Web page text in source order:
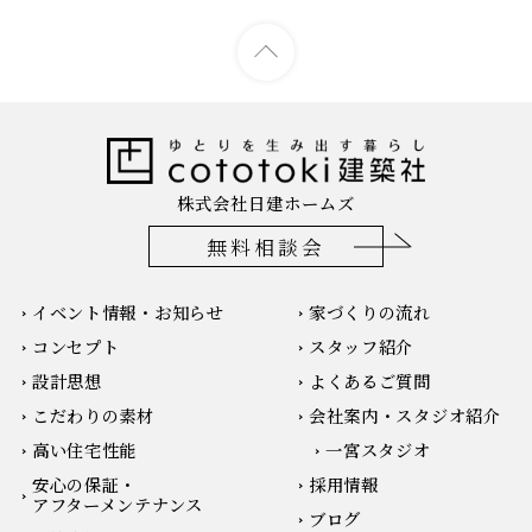
株式会社日建ホームズ
無料相談会
イベント情報・お知らせ
コンセプト
設計思想
こだわりの素材
高い住宅性能
安心の保証・
アフターメンテナンス
家づくりの流れ
スタッフ紹介
よくあるご質問
会社案内・スタジオ紹介
一宮スタジオ
採用情報
ブログ